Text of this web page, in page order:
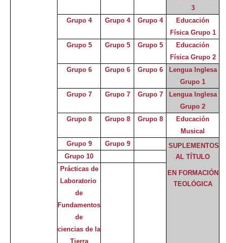
3
Grupo 4
Grupo 4 Grupo 4
Educación
Física Grupo 1
Grupo 5
Grupo 5 Grupo 5
Educación
Física Grupo 2
Grupo 6
Grupo 6 Grupo 6
Lengua Inglesa
Grupo 1
Grupo 7
Grupo 7 Grupo 7
Lengua Inglesa
Grupo 2
Grupo 8
Grupo 8 Grupo 8
Educación
Musical
Grupo 9
Grupo 9
SUPLEMENTOS
AL TÍTULO
EN FORMACIÓN
TEOLÓGICA
Grupo 10
Prácticas de
Laboratorio
de
Fundamentos
de
ciencias de la
Tierra